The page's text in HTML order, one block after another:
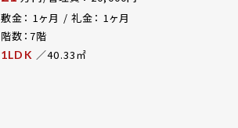
敷金： 1ヶ月 / 礼金： 1ヶ月
階数：7階
1LDK ／40.33㎡